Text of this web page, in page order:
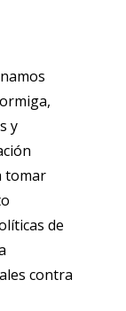
y
tomar
de
contra